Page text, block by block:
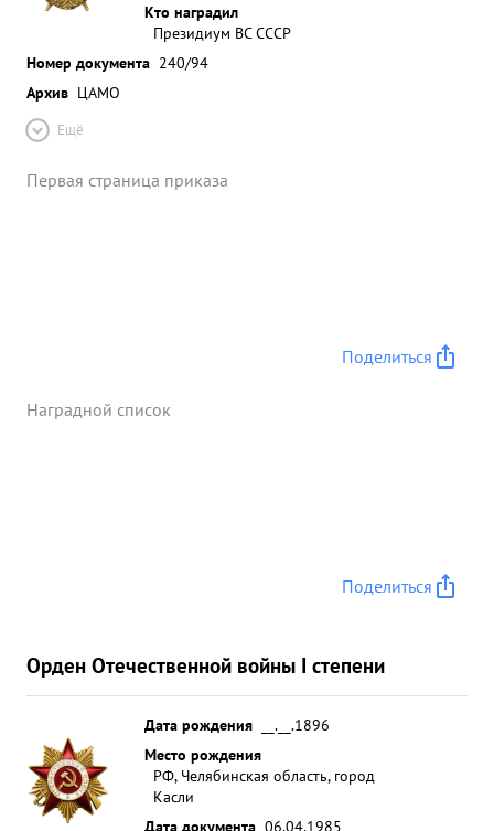
Кто наградил
Президиум ВС СССР
Номер документа 240/94
Архив ЦАМО
Ещё
Первая страница приказа
Поделиться
Наградной список
Поделиться
Орден Отечественной войны I степени
Дата рождения
__.__.1896
Место рождения
РФ, Челябинская область, город
Касли
Дата документа 06.04.1985